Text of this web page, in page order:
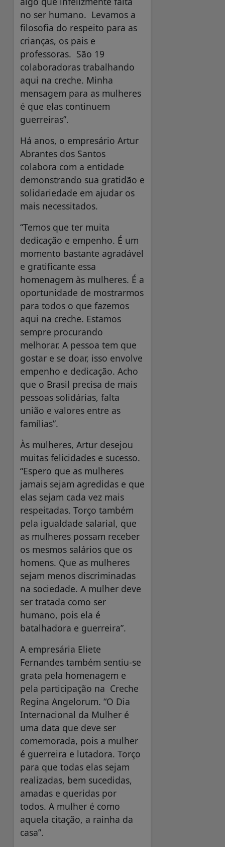
no ser humano. Levamos a
filosofia do respeito para as
crianças, os pais e
professoras. São 19
colaboradoras trabalhando
aqui na creche. Minha
mensagem para as mulheres
é que elas continuem
guerreiras”.
Há anos, o empresário Artur
Abrantes dos Santos
colabora com a entidade
demonstrando sua gratidão e
solidariedade em ajudar os
mais necessitados.
“Temos que ter muita
dedicação e empenho. É um
momento bastante agradável
e gratificante essa
homenagem às mulheres. É a
oportunidade de mostrarmos
para todos o que fazemos
aqui na creche. Estamos
sempre procurando
melhorar. A pessoa tem que
gostar e se doar, isso envolve
empenho e dedicação. Acho
que o Brasil precisa de mais
pessoas solidárias, falta
união e valores entre as
famílias”.
Às mulheres, Artur desejou
muitas felicidades e sucesso.
“Espero que as mulheres
jamais sejam agredidas e que
elas sejam cada vez mais
respeitadas. Torço também
pela igualdade salarial, que
as mulheres possam receber
os mesmos salários que os
homens. Que as mulheres
sejam menos discriminadas
na sociedade. A mulher deve
ser tratada como ser
humano, pois ela é
batalhadora e guerreira”.
A empresária Eliete
Fernandes também sentiu-se
grata pela homenagem e
pela participação na Creche
Regina Angelorum. “O Dia
Internacional da Mulher é
uma data que deve ser
comemorada, pois a mulher
é guerreira e lutadora. Torço
para que todas elas sejam
realizadas, bem sucedidas,
amadas e queridas por
todos. A mulher é como
aquela citação, a rainha da
casa”.